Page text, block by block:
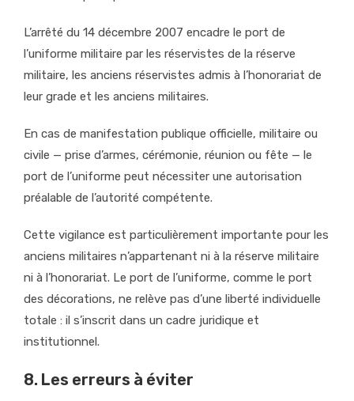
L’arrêté du 14 décembre 2007 encadre le port de
l’uniforme militaire par les réservistes de la réserve
militaire, les anciens réservistes admis à l’honorariat de
leur grade et les anciens militaires.
En cas de manifestation publique officielle, militaire ou
civile — prise d’armes, cérémonie, réunion ou fête — le
port de l’uniforme peut nécessiter une autorisation
préalable de l’autorité compétente.
Cette vigilance est particulièrement importante pour les
anciens militaires n’appartenant ni à la réserve militaire
ni à l’honorariat. Le port de l’uniforme, comme le port
des décorations, ne relève pas d’une liberté individuelle
totale : il s’inscrit dans un cadre juridique et
institutionnel.
8. Les erreurs à éviter